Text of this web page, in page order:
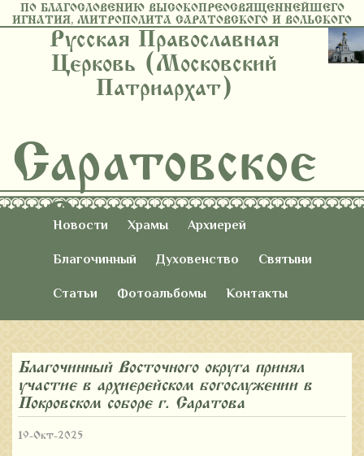
ПО БЛАГОСЛОВЕНИЮ ВЫСОКОПРЕОСВЯЩЕННЕЙШЕГО
ИГНАТИЯ, МИТРОПОЛИТА САРАТОВСКОГО И ВОЛЬСКОГО
Русская Православная
Церковь (Московский
Патриархат)
Саратовское
Восточное
Благочиние
Новости Храмы
Архиерей
Благочинный
Духовенство
Святыни
Статьи
Фотоальбомы Контакты
Благочинный Восточного округа принял
участие в архиерейском богослужении в
Покровском соборе г. Саратова
19-Окт-2025